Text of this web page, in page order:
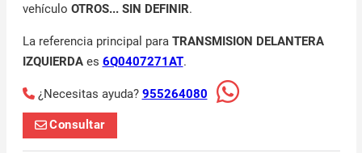
vehículo OTROS... SIN DEFINIR.
La referencia principal para TRANSMISION DELANTERA
IZQUIERDAes 6Q0407271AT.
¿Necesitas ayuda? 955264080
Consultar